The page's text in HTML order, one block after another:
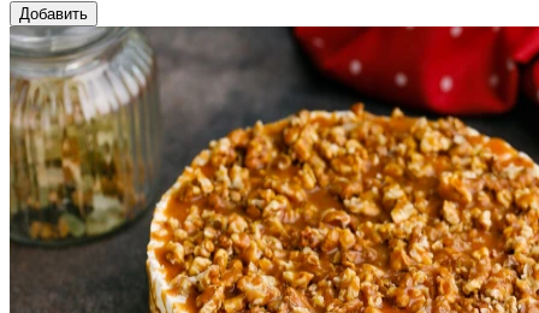
Добавить